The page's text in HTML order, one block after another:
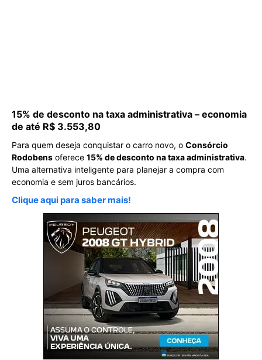
15% de desconto na taxa administrativa – economia
de até R$ 3.553,80
Para quem deseja conquistar o carro novo, o Consórcio
Rodobens oferece 15% de desconto na taxa administrativa.
Uma alternativa inteligente para planejar a compra com
economia e sem juros bancários.
Clique aqui para saber mais!